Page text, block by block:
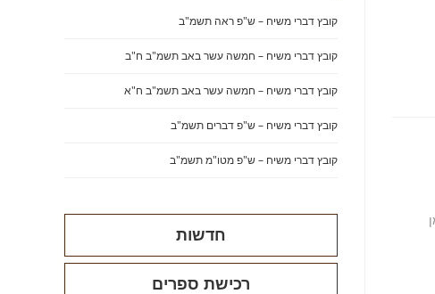
קובץ דברי משיח – ש"פ ראה תשמ"ב
קובץ דברי משיח – חמשה עשר באב תשמ"ב ח"ב
קובץ דברי משיח – חמשה עשר באב תשמ"ב ח"א
קובץ דברי משיח – ש"פ דברים תשמ"ב
קובץ דברי משיח – ש"פ מטו"מ תשמ"ב
חדשות
רכישת ספרים